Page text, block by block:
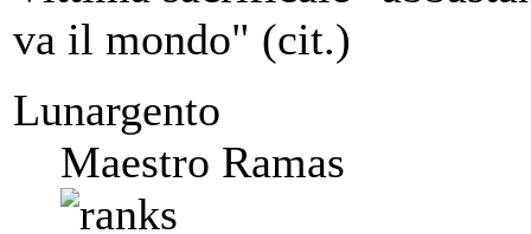
va il mondo" (cit.)
Lunargento
Maestro Ramas